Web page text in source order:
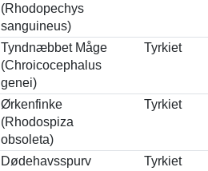
(Rhodopechys
sanguineus)
Tyndnæbbet Måge
(Chroicocephalus
genei)
Tyrkiet
Ørkenfinke
(Rhodospiza
obsoleta)
Tyrkiet
Dødehavsspurv
Tyrkiet